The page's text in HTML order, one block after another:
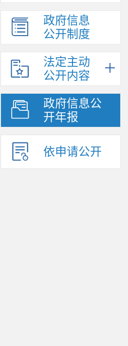
政府信息
公开制度
法定主动
公开内容
政府信息公
开年报
依申请公开